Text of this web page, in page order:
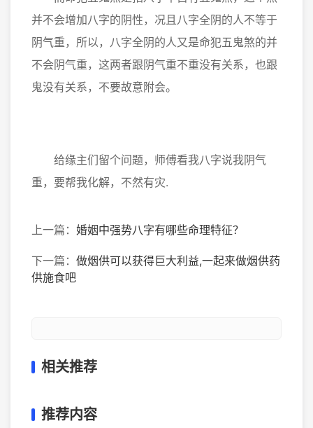
并不会增加八字的阴性，况且八字全阴的人不等于
阴气重，所以，八字全阴的人又是命犯五鬼煞的并
不会阴气重，这两者跟阴气重不重没有关系，也跟
鬼没有关系，不要故意附会。
给缘主们留个问题，师傅看我八字说我阴气
重，要帮我化解，不然有灾.
上一篇： 婚姻中强势八字有哪些命理特征？
下一篇： 做烟供可以获得巨大利益,一起来做烟供药
供施食吧
相关推荐
推荐内容